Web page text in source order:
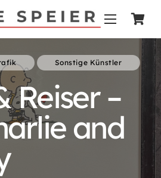
Sonstige Künstler
Reiser –
and